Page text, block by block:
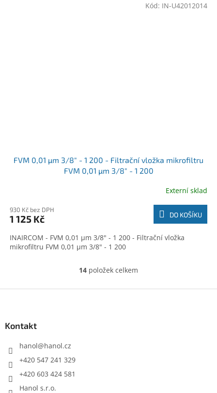
FVM 0,01 µm 3/8" - 1 200 - Filtrační vložka mikrofiltru
FVM 0,01 µm 3/8" - 1 200
Externí sklad
930 Kč bez DPH
1 125 Kč DO KOŠÍKU
INAIRCOM - FVM 0,01 µm 3/8" - 1 200 - Filtrační vložka
mikrofiltru FVM 0,01 µm 3/8" - 1 200
Kód: IN-U42012014
O
l
14 položek celkem
Kontakt
hanol@hanol.cz
+420 547 241 329
+420 603 424 581
Hanol s.r.o.